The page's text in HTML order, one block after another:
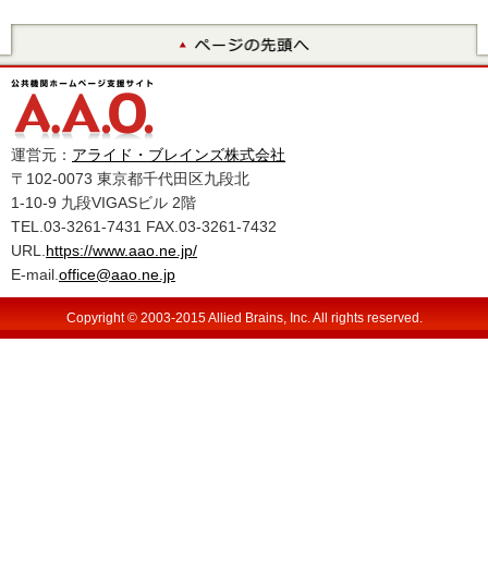
運営元： アライド・ブレインズ株式会社
〒102-0073 東京都千代田区九段北
1-10-9 九段VIGASビル 2階
TEL.03-3261-7431 FAX.03-3261-7432
URL. https://www.aao.ne.jp/
E-mail. office@aao.ne.jp
Copyright © 2003-2015 Allied Brains, Inc. All rights reserved.